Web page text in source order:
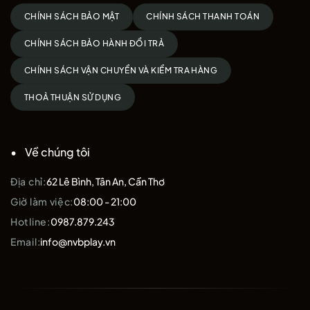
CHÍNH SÁCH BẢO MẬT CHÍNH SÁCH THANH TOÁN
CHÍNH SÁCH BẢO HÀNH ĐỔI TRẢ
CHÍNH SÁCH VẬN CHUYỂN VÀ KIỂM TRA HÀNG
THOẢ THUẬN SỬ DỤNG
Về chúng tôi
Địa chỉ:62 Lê Bình, Tân An, Cần Thơ
Giờ làm việc:08:00 - 21:00
Hotline:0987.879.243
Email:info@nvbplay.vn